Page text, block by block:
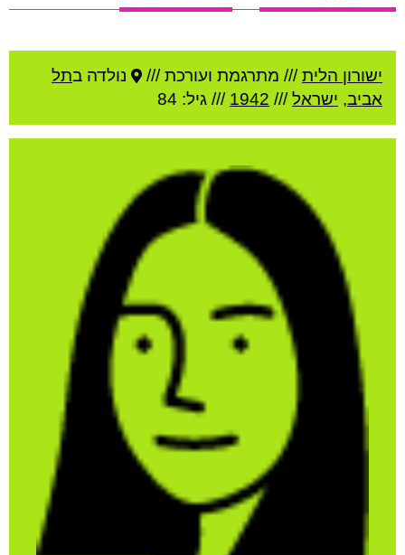
ישורון הלית/// מתרגמת ועורכת /// נולדה בתל
אביב, ישראל///
1942 /// גיל: 84